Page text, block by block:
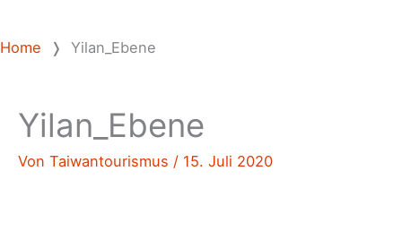
Home ❭ Yilan_Ebene
Yilan_Ebene
Von Taiwantourismus / 15. Juli 2020